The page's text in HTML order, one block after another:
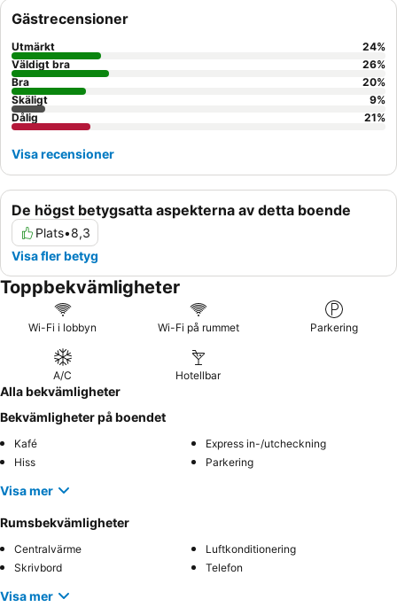
erbjuder många lokala matställen för olika middagsalternativ.
För en lugnare vistelse kan gäster överväga att be om ett rum
som vetter bort från huvudgatan.
De högst betygsatta aspekterna av detta boende
Plats•8,3
Visa fler betyg
Gästrecensioner
Utmärkt 24%
Väldigt bra
26%
Bra
20%
Skäligt
9%
Dålig
21%
Visa recensioner
Toppbekvämligheter
Wi-Fi i lobbyn Wi-Fi på rummet Parkering
A/C Hotellbar
Alla bekvämligheter
Bekvämligheter på boendet
Kafé
Express in-/utcheckning
Hiss
Parkering
Visa mer
Rumsbekvämligheter
Centralvärme
Luftkonditionering
Skrivbord
Telefon
Visa mer